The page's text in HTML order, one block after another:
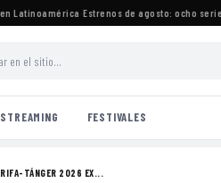
·Estrenos de agosto: ocho series
STREAMING FESTIVALES
TÁNGER 2026 EX...